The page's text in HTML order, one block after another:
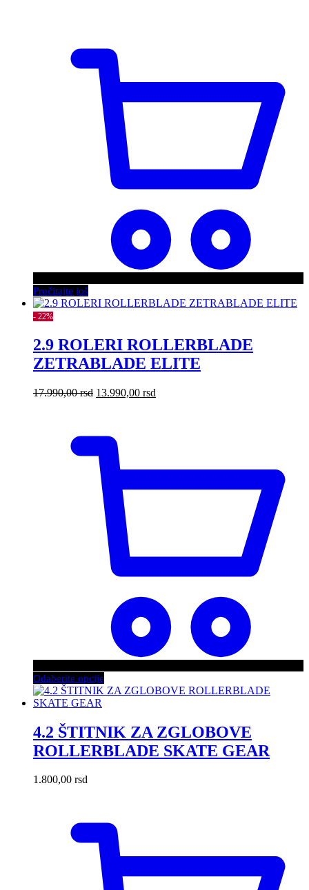
Pročitajte još
- 22%
2.9 ROLERI ROLLERBLADE
ZETRABLADE ELITE
17.990,00rsd Originalna
17.990,00 rsd.
13.990,00 rsd
Odaberite opcije
proizvod
varijanti.
Opcije
mogu
4.2 ŠTITNIK ZA ZGLOBOVE
ROLLERBLADE SKATE GEAR
1.800,00 rsd